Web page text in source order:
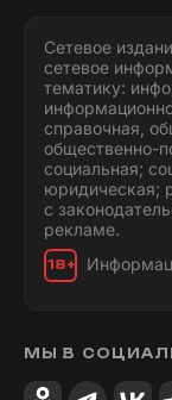
Сетевое
сетевое
тематику:
справочная,
общественно-
социальная;
юридическая;
с
рекламе.
18+
МЫ В